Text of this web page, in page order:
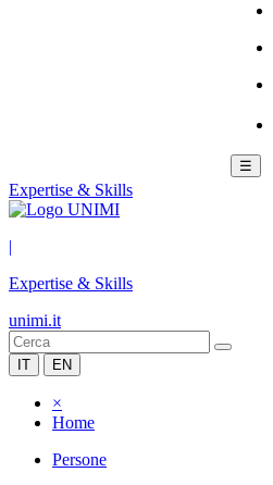
☰
Expertise & Skills
|
Expertise & Skills
unimi.it
IT EN
×
Home
Persone